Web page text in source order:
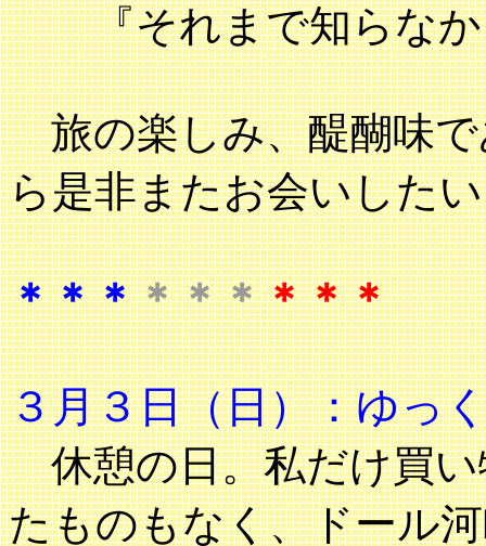
『それまで知らなか
旅の楽しみ、醍醐味で
ら是非またお会いした
＊＊＊＊＊＊＊＊＊
３月３日（日）：ゆっ
休憩の日。私だけ買い
たものもなく、ドール